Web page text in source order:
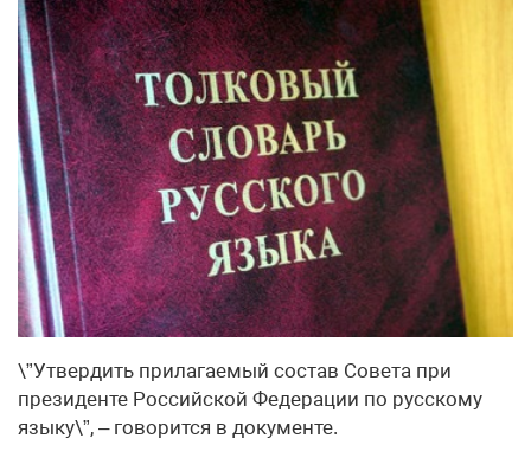
\”Утвердить прилагаемый состав Совета при
президенте Российской Федерации по русскому
языку\”, – говорится в документе.